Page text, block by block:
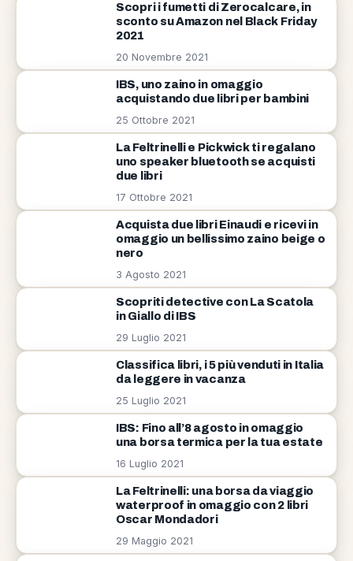
Scopri i fumetti di Zerocalcare, in
sconto su Amazon nel Black Friday
2021
20 Novembre 2021
IBS, uno zaino in omaggio
acquistando due libri per bambini
25 Ottobre 2021
La Feltrinelli e Pickwick ti regalano
uno speaker bluetooth se acquisti
due libri
17 Ottobre 2021
Acquista due libri Einaudi e ricevi in
omaggio un bellissimo zaino beige o
nero
3 Agosto 2021
Scopriti detective con La Scatola
in Giallo di IBS
29 Luglio 2021
Classifica libri, i 5 più venduti in Italia
da leggere in vacanza
25 Luglio 2021
IBS: Fino all’8 agosto in omaggio
una borsa termica per la tua estate
16 Luglio 2021
La Feltrinelli: una borsa da viaggio
waterproof in omaggio con 2 libri
Oscar Mondadori
29 Maggio 2021